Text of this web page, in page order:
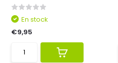
En stock
€9,95